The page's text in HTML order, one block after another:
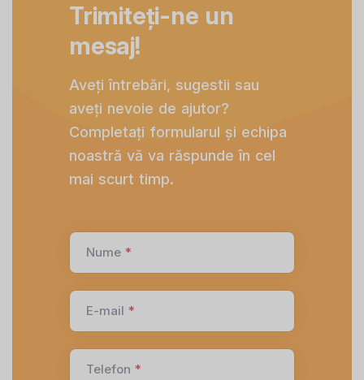
Trimiteți-ne un
mesaj!
Aveți întrebări, sugestii sau
aveți nevoie de ajutor?
Completați formularul și echipa
noastră vă va răspunde în cel
mai scurt timp.
Nume *
E-mail *
Telefon *